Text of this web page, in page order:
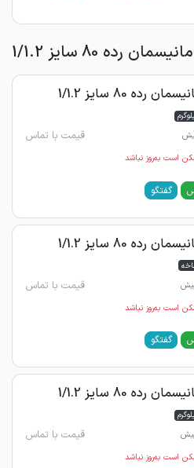
رده 80 سایز 1/1.2
رده 80 سایز 1/1.2
قیمت با تماس
است به‌روز نباشد
گفتگو
رده 80 سایز 1/1.2
قیمت با تماس
است به‌روز نباشد
گفتگو
رده 80 سایز 1/1.2
قیمت با تماس
است به‌روز نباشد